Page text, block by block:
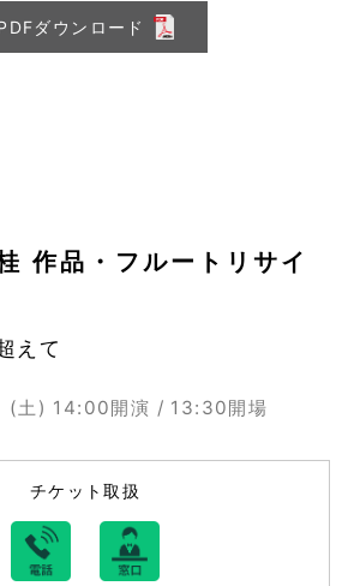
ダウンロード
作品・フルートリサイ
えて
(土) 14:00開演 / 13:30開場
チケット取扱